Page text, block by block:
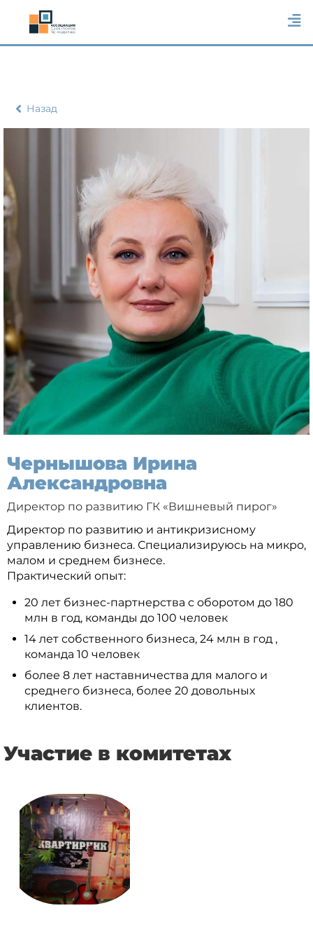
Назад
Чернышова Ирина
Александровна
Директор по развитию ГК «Вишневый пирог»
Директор по развитию и антикризисному
управлению бизнеса. Специализируюсь на микро,
малом и среднем бизнесе.
Практический опыт:
20 лет бизнес-партнерства с оборотом до 180
млн в год, команды до 100 человек
14 лет собственного бизнеса, 24 млн в год ,
команда 10 человек
более 8 лет наставничества для малого и
среднего бизнеса, более 20 довольных
клиентов.
Участие в комитетах